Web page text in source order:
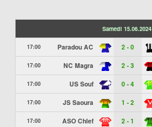
Samedi 15.06.2024
17:00 Paradou AC 2 - 0
17:00 NC Magra 2 - 3
17:00 US Souf 0 - 4
17:00 JS Saoura 1 - 2
17:00 ASO Chlef 2 - 1